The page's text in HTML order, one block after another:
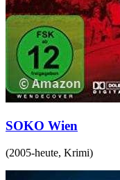
SOKO Wien
(2005-heute, Krimi)